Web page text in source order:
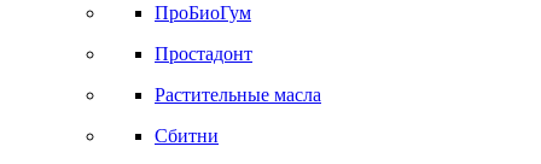
ПроБиоГум
Простадонт
Растительные масла
Сбитни